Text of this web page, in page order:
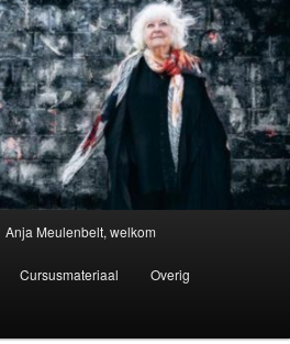
Anja Meulenbelt, welkom
Cursusmateriaal Overig